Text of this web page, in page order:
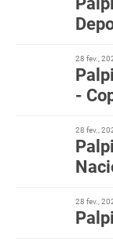
28 fev.,
-
28 fev.,
28 fev.,